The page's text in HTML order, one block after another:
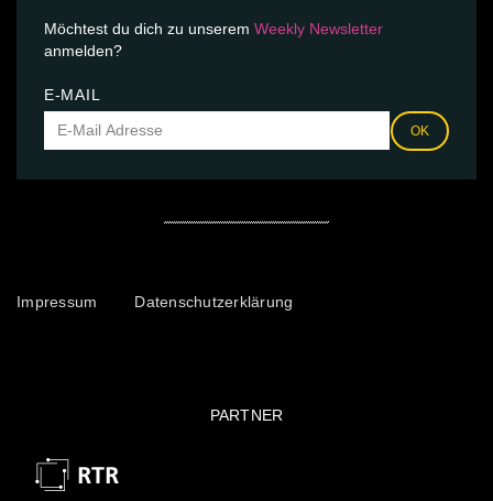
Möchtest du dich zu unserem Weekly Newsletter
anmelden?
E-MAIL
OK
Impressum Datenschutzerklärung
PARTNER